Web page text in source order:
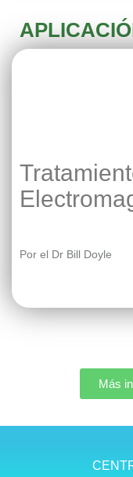
Por el Dr Bill Doyle
Más